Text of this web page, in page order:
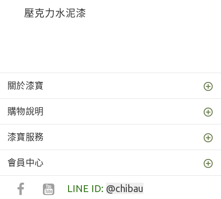
壓克力水泥漆
關於漆寶
購物說明
漆寶服務
會員中心
LINE ID: @chibau